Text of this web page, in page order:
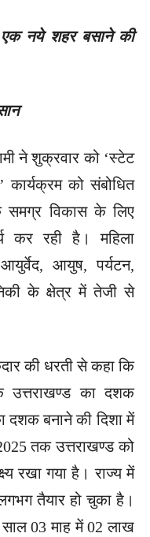
नये शहर बसाने की
ने शुक्रवार को ‘स्टेट
को संबोधित
समग्र विकास के लिए
कर रही है। महिला
आयुष, पर्यटन,
के क्षेत्र में तेजी से
की धरती से कहा कि
उत्तराखण्ड का दशक
दशक बनाने की दिशा में
तक उत्तराखण्ड को
रखा गया है। राज्य में
तैयार हो चुका है।
साल 03 माह में 02 लाख